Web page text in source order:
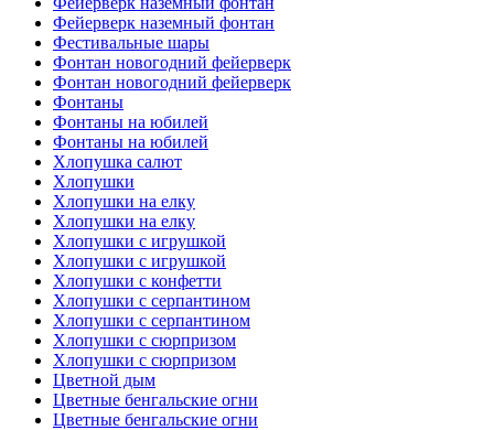
Фейерверк наземный фонтан
Фестивальные шары
Фонтан новогодний фейерверк
Фонтан новогодний фейерверк
Фонтаны
Фонтаны на юбилей
Фонтаны на юбилей
Хлопушка салют
Хлопушки
Хлопушки на елку
Хлопушки на елку
Хлопушки с игрушкой
Хлопушки с игрушкой
Хлопушки с конфетти
Хлопушки с серпантином
Хлопушки с серпантином
Хлопушки с сюрпризом
Хлопушки с сюрпризом
Цветной дым
Цветные бенгальские огни
Цветные бенгальские огни